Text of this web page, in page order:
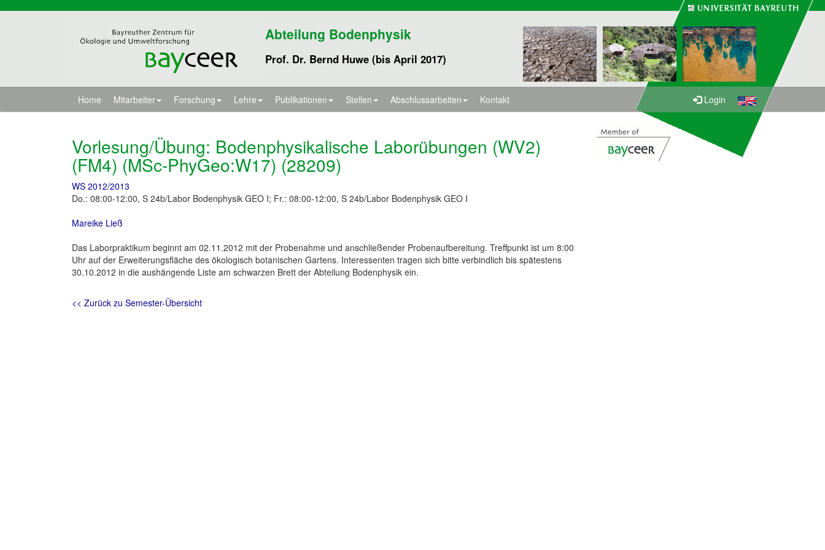
Abteilung Bodenphysik
Prof. Dr. Bernd Huwe (bis April 2017)
Home Mitarbeiter Forschung Lehre Publikationen Stellen Abschlussarbeiten Kontakt Login
Vorlesung/Übung: Bodenphysikalische Laborübungen (WV2)
(FM4) (MSc-PhyGeo:W17) (28209)
WS 2012/2013
Do.: 08:00-12:00, S 24b/Labor Bodenphysik GEO I; Fr.: 08:00-12:00, S 24b/Labor Bodenphysik GEO I
Mareike Ließ
Das Laborpraktikum beginnt am 02.11.2012 mit der Probenahme und anschließender Probenaufbereitung. Treffpunkt ist um 8:00
Uhr auf der Erweiterungsfläche des ökologisch botanischen Gartens. Interessenten tragen sich bitte verbindlich bis spätestens
30.10.2012 in die aushängende Liste am schwarzen Brett der Abteilung Bodenphysik ein.
<< Zurück zu Semester-Übersicht